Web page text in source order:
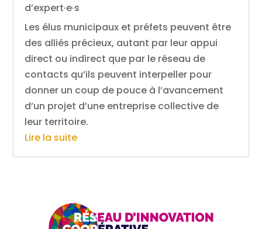
d’expert·e·s
Les élus municipaux et préfets peuvent être
des alliés précieux, autant par leur appui
direct ou indirect que par le réseau de
contacts qu’ils peuvent interpeller pour
donner un coup de pouce à l’avancement
d’un projet d’une entreprise collective de
leur territoire.
Lire la suite